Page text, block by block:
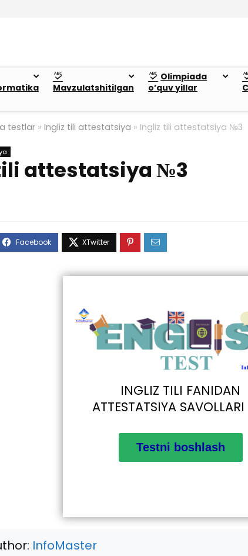
Mavzulatshitilgan
Olimpiada
o’quv yillar
testlar » Ingliz tili attestatsiya » Ingliz tili attestatsiya №3
attestatsiya №3
INGLIZ TILI FANIDAN
ATTESTATSIYA
InfoMaster